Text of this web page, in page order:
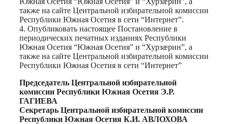
также на сайте Центральной избирательной комиссии
Республики Южная Осетия в сети “Интернет”.
4. Опубликовать настоящее Постановление в
периодических печатных изданиях Республики
Южная Осетия “Южная Осетия” и “Хурзæрин”, а
также на сайте Центральной избирательной комиссии
Республики Южная Осетия в сети “Интернет”
Председатель Центральной избирательной
комиссии Республики Южная Осетия Э.Р.
ГАГИЕВА
Секретарь Центральной избирательной комиссии
Республики Южная Осетия К.И. АВЛОХОВА